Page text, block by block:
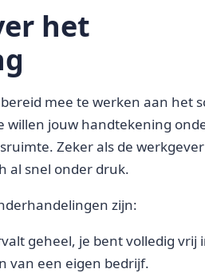
het
mee te werken aan het
jouw handtekening
Zeker als de
al snel onder druk.
zijn:
geheel, je bent volledig vrij
van een eigen bedrijf.